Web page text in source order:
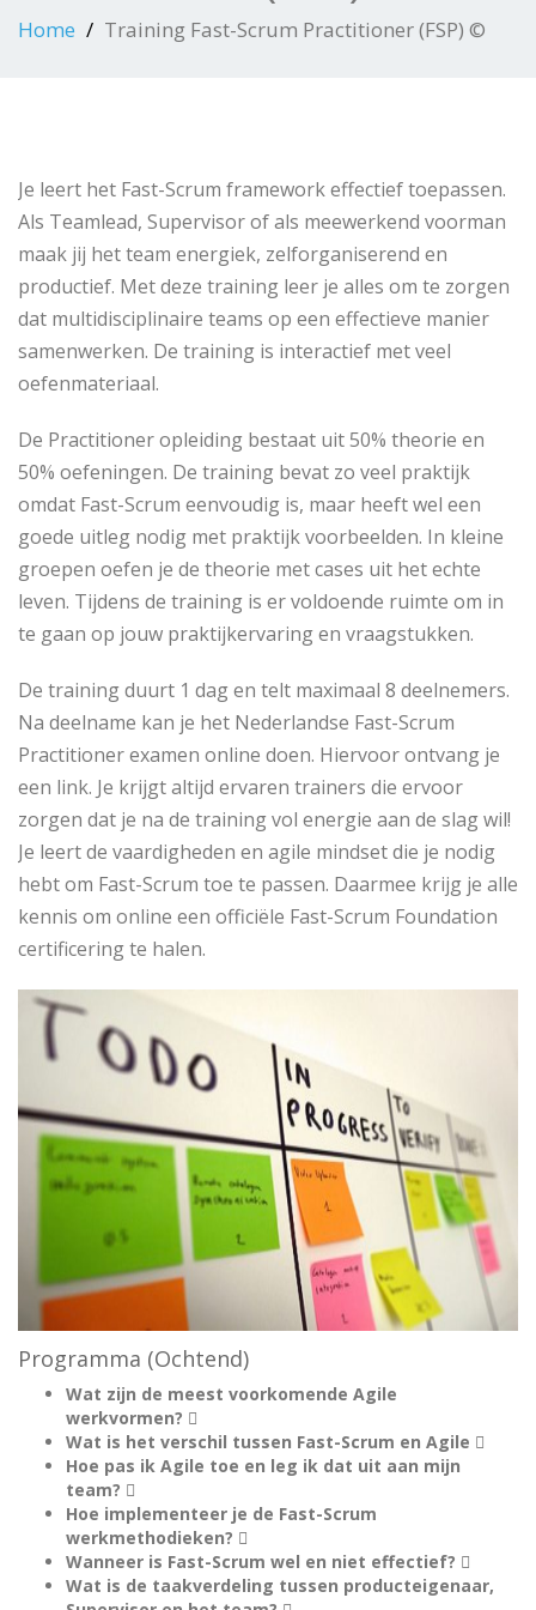
Home Training Fast-Scrum Practitioner (FSP) ©
Je leert het Fast-Scrum framework effectief toepassen.
Als Teamlead, Supervisor of als meewerkend voorman
maak jij het team energiek, zelforganiserend en
productief. Met deze training leer je alles om te zorgen
dat multidisciplinaire teams op een effectieve manier
samenwerken. De training is interactief met veel
oefenmateriaal.
De Practitioner opleiding bestaat uit 50% theorie en
50% oefeningen. De training bevat zo veel praktijk
omdat Fast-Scrum eenvoudig is, maar heeft wel een
goede uitleg nodig met praktijk voorbeelden. In kleine
groepen oefen je de theorie met cases uit het echte
leven. Tijdens de training is er voldoende ruimte om in
te gaan op jouw praktijkervaring en vraagstukken.
De training duurt 1 dag en telt maximaal 8 deelnemers.
Na deelname kan je het Nederlandse Fast-Scrum
Practitioner examen online doen. Hiervoor ontvang je
een link. Je krijgt altijd ervaren trainers die ervoor
zorgen dat je na de training vol energie aan de slag wil!
Je leert de vaardigheden en agile mindset die je nodig
hebt om Fast-Scrum toe te passen. Daarmee krijg je alle
kennis om online een officiële Fast-Scrum Foundation
certificering te halen.
Programma (Ochtend)
Wat zijn de meest voorkomende Agile
werkvormen? 
Wat is het verschil tussen Fast-Scrum en Agile 
Hoe pas ik Agile toe en leg ik dat uit aan mijn
team? 
Hoe implementeer je de Fast-Scrum
werkmethodieken? 
Wanneer is Fast-Scrum wel en niet effectief? 
Wat is de taakverdeling tussen producteigenaar,